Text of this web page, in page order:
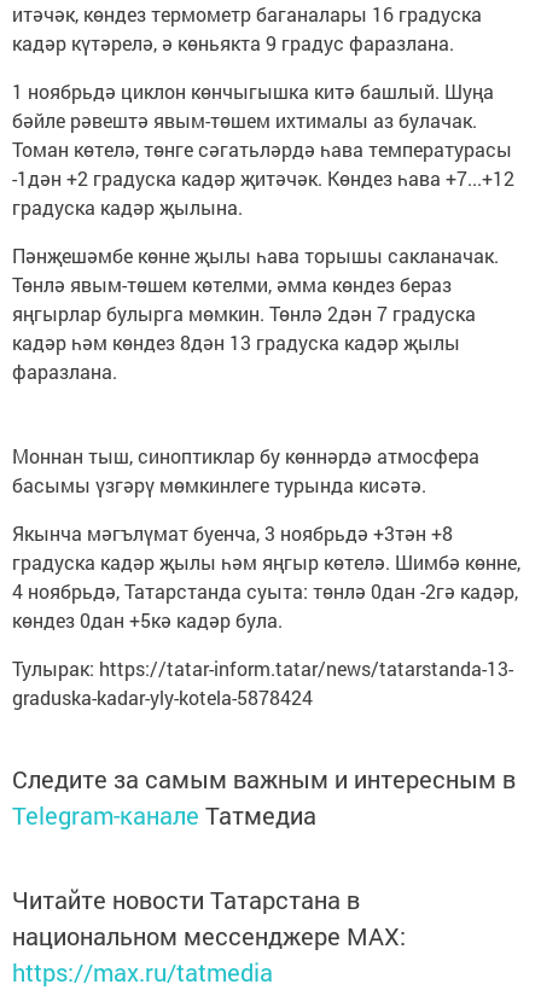
итәчәк, көндез термометр баганалары 16 градуска
кадәр күтәрелә, ә көньякта 9 градус фаразлана.
1 ноябрьдә циклон көнчыгышка китә башлый. Шуңа
бәйле рәвештә явым-төшем ихтималы аз булачак.
Томан көтелә, төнге сәгатьләрдә һава температурасы
-1дән +2 градуска кадәр җитәчәк. Көндез һава +7...+12
градуска кадәр җылына.
Пәнҗешәмбе көнне җылы һава торышы сакланачак.
Төнлә явым-төшем көтелми, әмма көндез бераз
яңгырлар булырга мөмкин. Төнлә 2дән 7 градуска
кадәр һәм көндез 8дән 13 градуска кадәр җылы
фаразлана.
Моннан тыш, синоптиклар бу көннәрдә атмосфера
басымы үзгәрү мөмкинлеге турында кисәтә.
Якынча мәгълүмат буенча, 3 ноябрьдә +3тән +8
градуска кадәр җылы һәм яңгыр көтелә. Шимбә көнне,
4 ноябрьдә, Татарстанда суыта: төнлә 0дан -2гә кадәр,
көндез 0дан +5кә кадәр була.
Тулырак: https://tatar-inform.tatar/news/tatarstanda-13-
graduska-kadar-yly-kotela-5878424
Следите за самым важным и интересным в
Telegram-канале Татмедиа
Читайте новости Татарстана в
национальном мессенджере MАХ:
https://max.ru/tatmedia